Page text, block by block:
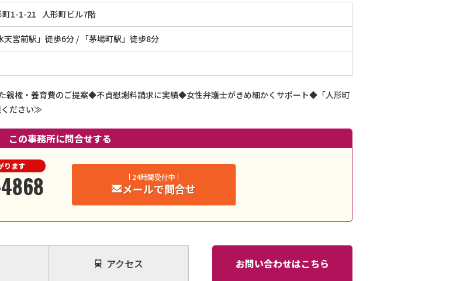
町1-1-21 人形町ビル7階
宮前駅」徒歩6分 / 「茅場町駅」徒歩8分
親権・養育費のご提案◆不貞慰謝料請求に実績◆女性弁護士がきめ細かくサポート◆「人形町
ください≫
この事務所に問合せする
ります
24時間受付中
メールで問合せ
アクセス お問い合わせはこちら